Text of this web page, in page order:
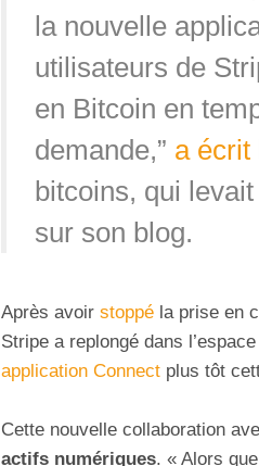
la nouvelle
utilisateurs de
en Bitcoin en
demande,” a écrit
bitcoins, qui
sur son blog.
Après avoir stoppé la prise en
Stripe a replongé dans
application Connect plus tôt
Cette nouvelle collaboration
actifs numériques. « Alors